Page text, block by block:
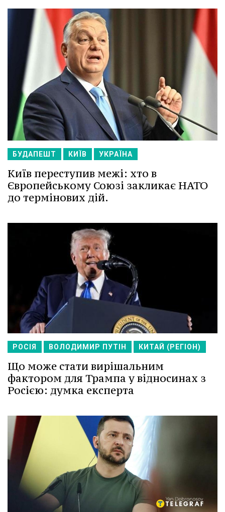
БУДАПЕШТ КИЇВ УКРАЇНА
Київ переступив межі: хто в
Європейському Союзі закликає НАТО
до термінових дій.
РОСІЯ ВОЛОДИМИР ПУТІН КИТАЙ (РЕГІОН)
Що може стати вирішальним
фактором для Трампа у відносинах з
Росією: думка експерта